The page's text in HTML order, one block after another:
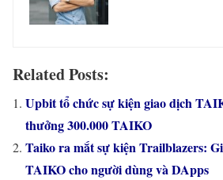
Related Posts:
Upbit tổ chức sự kiện giao dịch
thưởng 300.000 TAIKO
Taiko ra mắt sự kiện Trailblazers:
TAIKO cho người dùng và DApps